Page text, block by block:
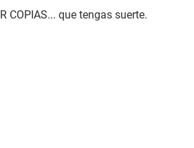
COPIAS... que tengas suerte.